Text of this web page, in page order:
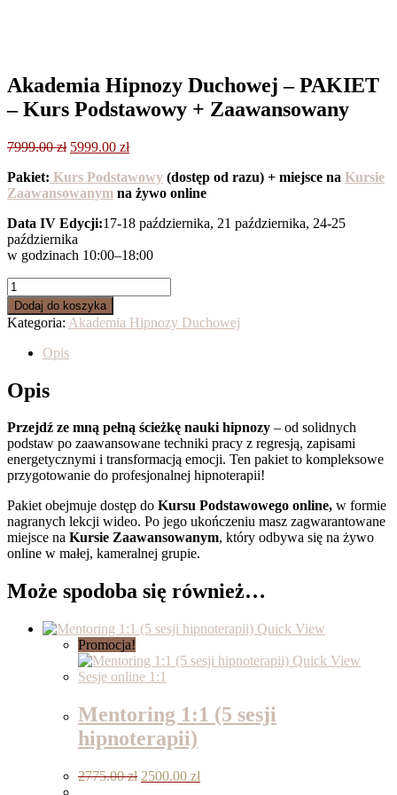
Akademia Hipnozy Duchowej – PAKIET
– Kurs Podstawowy + Zaawansowany
7999.00zł Pierwotna
wynosiła:
7999.00 zł.
5999.00 złAktualna
wynosi:
5999.00 zł.
Pakiet: Kurs Podstawowy (dostęp od razu) + miejsce na Kursie
Zaawansowanym na żywo online
Data IV Edycji:17-18 października, 21 października, 24-25
października
w godzinach 10:00–18:00
ilość
Akademia
Hipnozy
Duchowej
PAKIET
Kurs
+
Zaawansowany
Dodaj do koszyka
Kategoria: Akademia Hipnozy Duchowej
Opis
Opis
Przejdź ze mną pełną ścieżkę nauki hipnozy – od solidnych
podstaw po zaawansowane techniki pracy z regresją, zapisami
energetycznymi i transformacją emocji. Ten pakiet to kompleksowe
przygotowanie do profesjonalnej hipnoterapii!
Pakiet obejmuje dostęp do Kursu Podstawowego online, w formie
nagranych lekcji wideo. Po jego ukończeniu masz zagwarantowane
miejsce na Kursie Zaawansowanym, który odbywa się na żywo
online w małej, kameralnej grupie.
Może spodoba się również…
Quick View
Promocja!
Quick View
Sesje online 1:1
Mentoring 1:1 (5 sesji
hipnoterapii)
2775.00zł Pierwotna
2500.00 złAktualna